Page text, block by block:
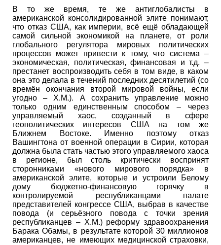
В то же время, те же антиглобалисты в
американской консолидированной элите понимают,
что отказ США, как империи, всё ещё обладающей
самой сильной экономикой на планете, от роли
глобального регулятора мировых политических
процессов может привести к тому, что система –
экономическая, политическая, финансовая и т.д. –
престанет воспроизводить себя в том виде, в каком
она это делала в течений последних десятилетий (со
времён окончания второй мировой войны, если
угодно – Х.М.). А сохранить управление можно
только одним единственным способом – через
управляемый хаос, созданный в сфере
геополитических интересов США на том же
Ближнем Востоке. Именно поэтому отказ
Вашингтона от военной операции в Сирии, которая
должна была стать частью этого управляемого хаоса
в регионе, был столь критически воспринят
сторонниками «нового мирового порядка» в
американской элите, которые и устроили Белому
дому бюджетно-финансовую горячку в
контролируемой республиканцами палате
представителей конгрессе США, выбрав в качестве
повода (и серьёзного повода с точки зрения
республиканцев – Х.М.) реформу здравоохранения
Барака Обамы, в результате которой 30 миллионов
американцев, не имеющих медицинской страховки,